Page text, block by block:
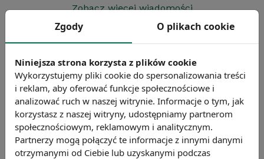
Zobacz więcej wiadomości
Zgody O plikach cookie
Niniejsza strona korzysta z plików cookie
Wykorzystujemy pliki cookie do spersonalizowania treści
i reklam, aby oferować funkcje społecznościowe i
analizować ruch w naszej witrynie. Informacje o tym, jak
korzystasz z naszej witryny, udostępniamy partnerom
społecznościowym, reklamowym i analitycznym.
Partnerzy mogą połączyć te informacje z innymi danymi
otrzymanymi od Ciebie lub uzyskanymi podczas